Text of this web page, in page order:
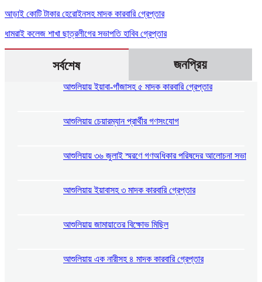
আড়াই কোটি টাকার হেরোইনসহ মাদক কারবারি গ্রেপ্তার
ধামরাই কলেজ শাখা ছাত্রলীগের সভাপতি হাবিব গ্রেপ্তার
সর্বশেষ জনপ্রিয়
আশুলিয়ায় ইয়াবা-গাঁজাসহ ৫ মাদক কারবারি গ্রেপ্তার
আশুলিয়ায় চেয়ারম্যান প্রার্থীর গণসংযোগ
আশুলিয়ায় ৩৬ জুলাই স্মরণে গণঅধিকার পরিষদের আলোচনা সভা
আশুলিয়ায় ইয়াবাসহ ৩ মাদক কারবারি গ্রেপ্তার
আশুলিয়ায় জামায়াতের বিক্ষোভ মিছিল
আশুলিয়ায় এক নারীসহ ৪ মাদক কারবারি গ্রেপ্তার